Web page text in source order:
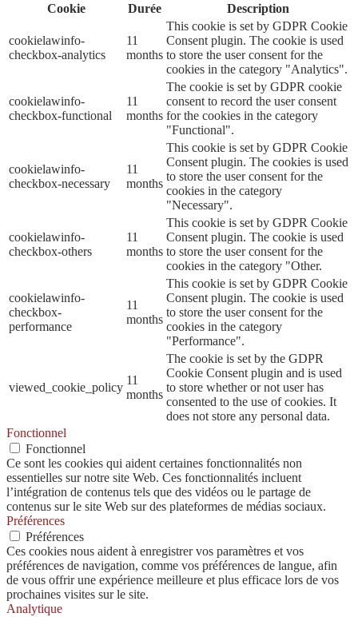
Cookie
Durée Description
cookielawinfo-
checkbox-analytics
11
months
This cookie is set by GDPR Cookie
Consent plugin. The cookie is used
to store the user consent for the
cookies in the category "Analytics".
cookielawinfo-
checkbox-functional
11
months
The cookie is set by GDPR cookie
consent to record the user consent
for the cookies in the category
"Functional".
cookielawinfo-
checkbox-necessary
11
months
This cookie is set by GDPR Cookie
Consent plugin. The cookies is used
to store the user consent for the
cookies in the category
"Necessary".
cookielawinfo-
checkbox-others
11
months
This cookie is set by GDPR Cookie
Consent plugin. The cookie is used
to store the user consent for the
cookies in the category "Other.
cookielawinfo-
checkbox-
performance
11
months
This cookie is set by GDPR Cookie
Consent plugin. The cookie is used
to store the user consent for the
cookies in the category
"Performance".
viewed_cookie_policy
11
months
The cookie is set by the GDPR
Cookie Consent plugin and is used
to store whether or not user has
consented to the use of cookies. It
does not store any personal data.
Fonctionnel
Fonctionnel
Ce sont les cookies qui aident certaines fonctionnalités non
essentielles sur notre site Web. Ces fonctionnalités incluent
l’intégration de contenus tels que des vidéos ou le partage de
contenus sur le site Web sur des plateformes de médias sociaux.
Préférences
Préférences
Ces cookies nous aident à enregistrer vos paramètres et vos
préférences de navigation, comme vos préférences de langue, afin
de vous offrir une expérience meilleure et plus efficace lors de vos
prochaines visites sur le site.
Analytique